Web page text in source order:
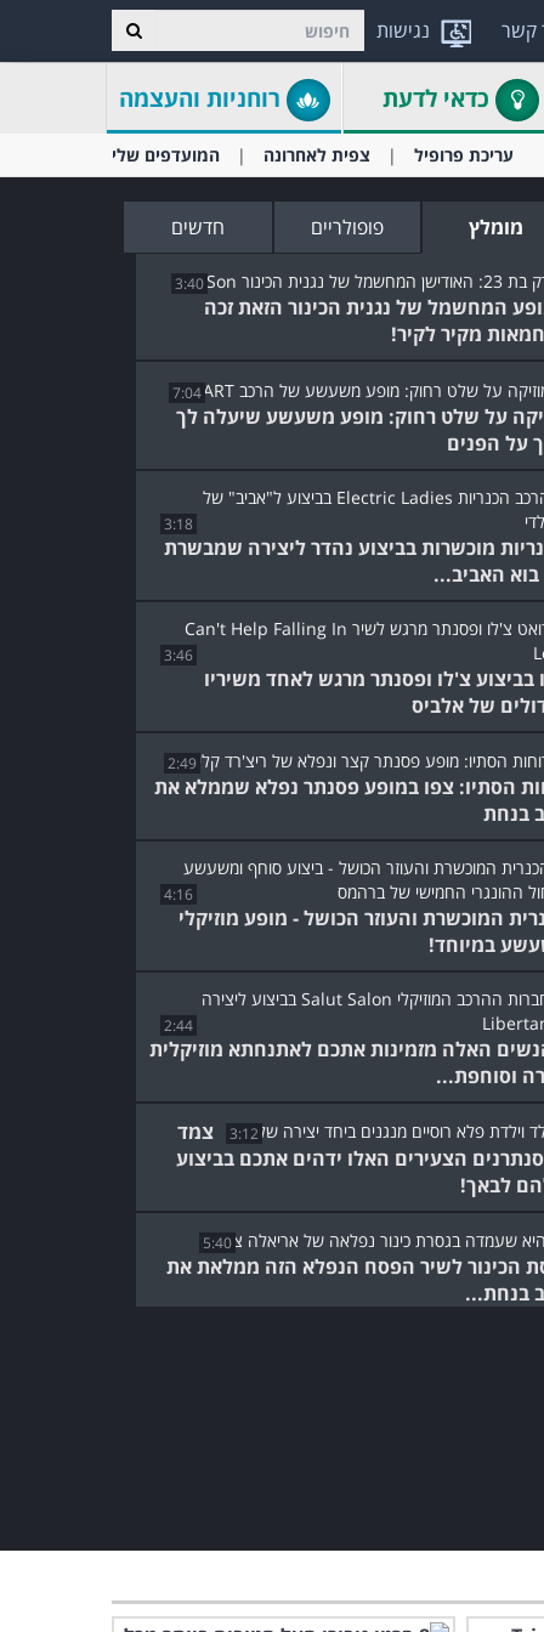
נגישות קשר
כדאי לדעת רוחניות והעצמה
עריכת פרופיל צפית לאחרונה המועדפים שלי
מומלץ פופולריים חדשים
3:40
המחשמל של נגנית הכינור הזאת זכה
מקיר לקיר!
7:04
על שלט רחוק: מופע משעשע שיעלה לך
על הפנים
3:18
כנריות מוכשרות בביצוע נהדר ליצירה שמבשרת
האביב...
3:46
בביצוע צ'לו ופסנתר מרגש לאחד משיריו
של אלביס
2:49
הסתיו: צפו במופע פסנתר נפלא שממלא את
בנחת
4:16
המוכשרת והעוזר הכושל - מופע מוזיקלי
במיוחד!
2:44
הנשים האלה מזמינות אתכם לאתנחתא מוזיקלית
וסוחפת...
3:12
צמד
הצעירים האלו ידהים אתכם בביצוע
לבאך!
5:40
הכינור לשיר הפסח הנפלא הזה ממלאת את
בנחת...
קונצ'רטו לפסנתר ובקבוקים:
צפו בביצוע מרהיב לקלאסיקה